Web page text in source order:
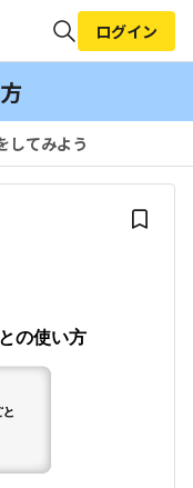
検索
ログイン
してみよう
の使い方